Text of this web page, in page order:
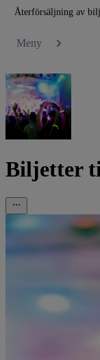
Återförsäljning av
Meny
Biljetter